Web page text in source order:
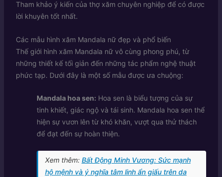
Tham khảo ý kiến của thợ xăm chuyên nghiệp để có được
lời khuyên tốt nhất.
Các mẫu hình xăm Mandala nữ đẹp và phổ biến
Thế giới hình xăm Mandala nữ vô cùng phong phú, từ
những thiết kế tối giản đến những tác phẩm nghệ thuật
phức tạp. Dưới đây là một số mẫu được ưa chuộng:
Mandala hoa sen: Hoa sen là biểu tượng của sự
tinh khiết, giác ngộ và tái sinh. Mandala hoa sen thể
hiện sự vươn lên từ khó khăn, vượt qua thử thách
để đạt đến sự hoàn thiện.
Xem thêm: Bất Động Minh Vương: Sức mạnh
hộ mệnh và ý nghĩa tâm linh ẩn giấu trên da